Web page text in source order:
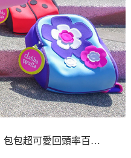
包包超可愛回頭率百…